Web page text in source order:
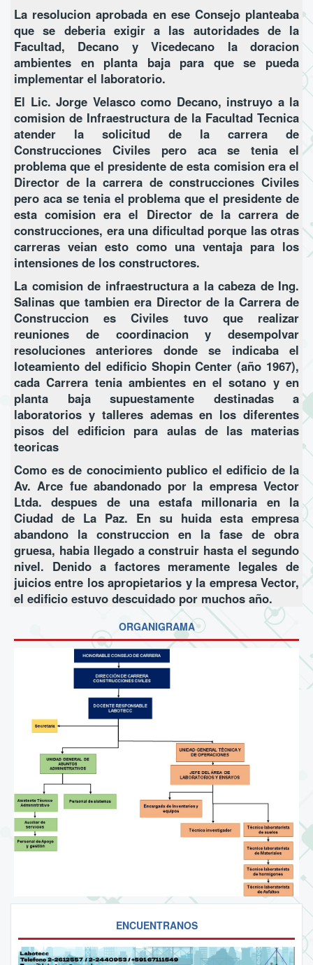
La resolucion aprobada en ese Consejo planteaba
que se deberia exigir a las autoridades de la
Facultad, Decano y Vicedecano la doracion
ambientes en planta baja para que se pueda
implementar el laboratorio.
El Lic. Jorge Velasco como Decano, instruyo a la
comision de Infraestructura de la Facultad Tecnica
atender la solicitud de la carrera de
Construcciones Civiles pero aca se tenia el
problema que el presidente de esta comision era el
Director de la carrera de construcciones Civiles
pero aca se tenia el problema que el presidente de
esta comision era el Director de la carrera de
construcciones, era una dificultad porque las otras
carreras veian esto como una ventaja para los
intensiones de los constructores.
La comision de infraestructura a la cabeza de Ing.
Salinas que tambien era Director de la Carrera de
Construccion es Civiles tuvo que realizar
reuniones de coordinacion y desempolvar
resoluciones anteriores donde se indicaba el
loteamiento del edificio Shopin Center (año 1967),
cada Carrera tenia ambientes en el sotano y en
planta baja supuestamente destinadas a
laboratorios y talleres ademas en los diferentes
pisos del edificion para aulas de las materias
teoricas
Como es de conocimiento publico el edificio de la
Av. Arce fue abandonado por la empresa Vector
Ltda. despues de una estafa millonaria en la
Ciudad de La Paz. En su huida esta empresa
abandono la construccion en la fase de obra
gruesa, habia llegado a construir hasta el segundo
nivel. Denido a factores meramente legales de
juicios entre los apropietarios y la empresa Vector,
el edificio estuvo descuidado por muchos año.
ORGANIGRAMA
ENCUENTRANOS